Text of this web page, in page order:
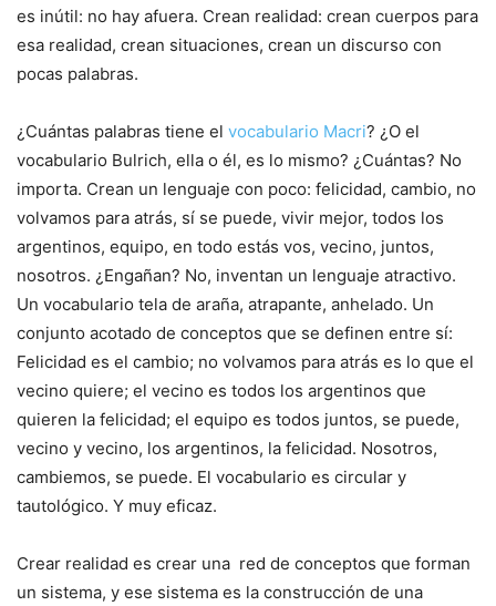
es inútil: no hay afuera. Crean realidad: crean cuerpos para
esa realidad, crean situaciones, crean un discurso con
pocas palabras.
¿Cuántas palabras tiene el vocabulario Macri? ¿O el
vocabulario Bulrich, ella o él, es lo mismo? ¿Cuántas? No
importa. Crean un lenguaje con poco: felicidad, cambio, no
volvamos para atrás, sí se puede, vivir mejor, todos los
argentinos, equipo, en todo estás vos, vecino, juntos,
nosotros. ¿Engañan? No, inventan un lenguaje atractivo.
Un vocabulario tela de araña, atrapante, anhelado. Un
conjunto acotado de conceptos que se definen entre sí:
Felicidad es el cambio; no volvamos para atrás es lo que el
vecino quiere; el vecino es todos los argentinos que
quieren la felicidad; el equipo es todos juntos, se puede,
vecino y vecino, los argentinos, la felicidad. Nosotros,
cambiemos, se puede. El vocabulario es circular y
tautológico. Y muy eficaz.
Crear realidad es crear una red de conceptos que forman
un sistema, y ese sistema es la construcción de una